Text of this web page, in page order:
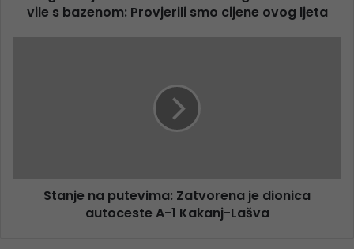
vile s bazenom: Provjerili smo cijene ovog ljeta
Stanje na putevima: Zatvorena je dionica
autoceste A-1 Kakanj-Lašva